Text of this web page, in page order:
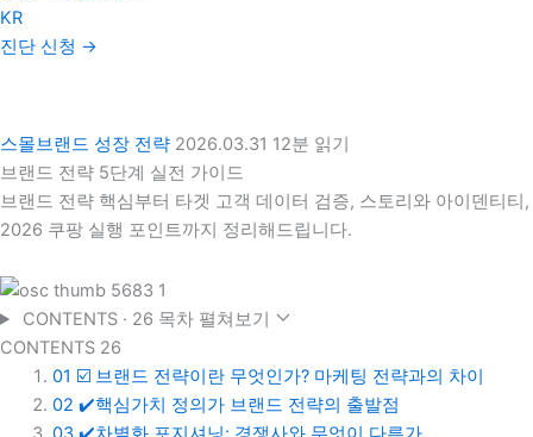
KR
진단 신청 →
스몰브랜드 성장 전략 2026.03.31 12분 읽기
브랜드 전략 5단계 실전 가이드
브랜드 전략 핵심부터 타겟 고객 데이터 검증, 스토리와 아이덴티티,
2026 쿠팡 실행 포인트까지 정리해드립니다.
CONTENTS · 26 목차 펼쳐보기
CONTENTS 26
01 ☑️ 브랜드 전략이란 무엇인가? 마케팅 전략과의 차이
02 ✔️핵심가치 정의가 브랜드 전략의 출발점